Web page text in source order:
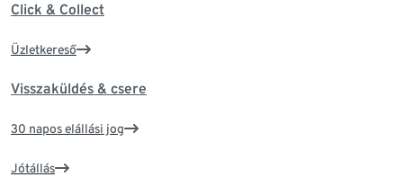
Click & Collect
Üzletkereső
Visszaküldés & csere
30 napos elállási jog
Jótállás